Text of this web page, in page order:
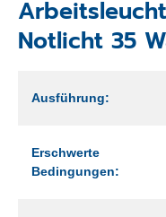
Notlicht 35
Ausführung:
Erschwerte
Bedingungen: